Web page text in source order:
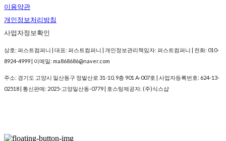
이용약관
개인정보처리방침
사업자정보확인
상호: 퍼스트컴퍼니 | 대표: 퍼스트컴퍼니 | 개인정보관리책임자: 퍼스트컴퍼니 | 전화: 010-
8924-4999 | 이메일: ma868686@naver.com
주소: 경기도 고양시 일산동구 정발산로 31-10, 9층 901 A-007호 | 사업자등록번호: 624-13-
02518 | 통신판매: 2025-고양일산동-0779 | 호스팅제공자: (주)식스샵